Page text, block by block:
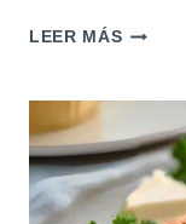
LEER MÁSCREPES
QUESO